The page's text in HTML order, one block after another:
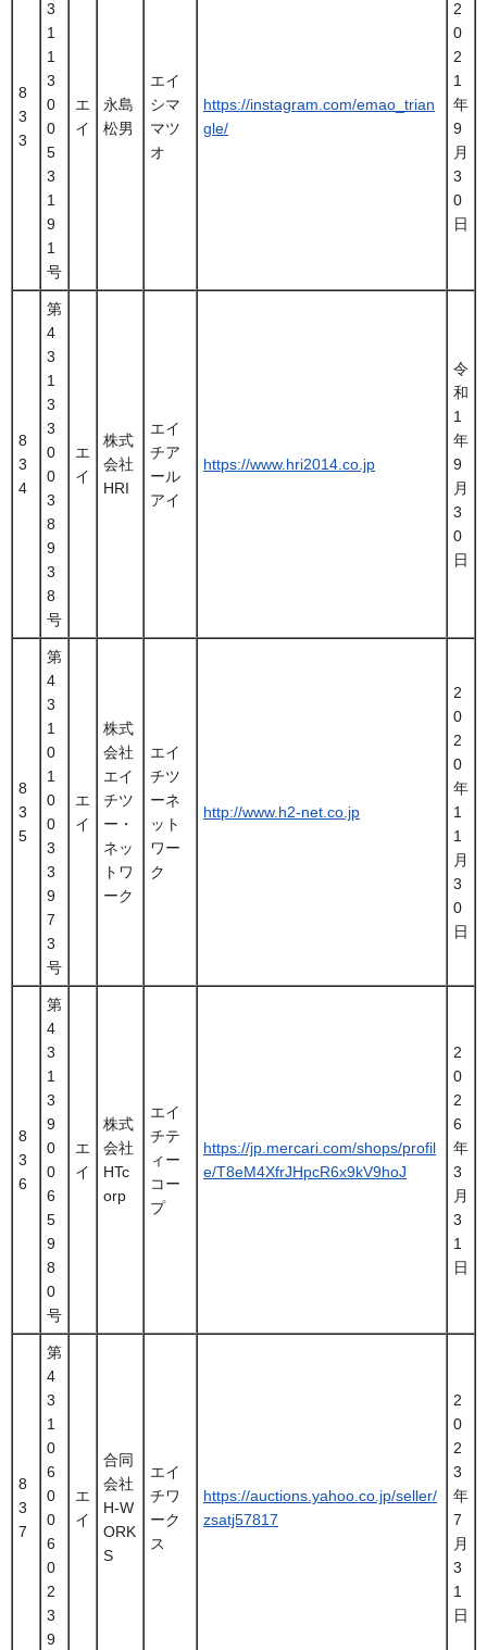
8
3
3
3
1
1
3
0
0
5
3
1
9
1
号
エ
イ
永島
松男
エイ
シマ
マツ
オ
https://instagram.com/emao_trian
gle/
2
0
2
1
年
9
月
3
0
日
8
3
4
第
4
3
1
3
3
0
0
3
8
9
3
8
号
エ
イ
株式
会社
HRI
エイ
チア
ール
アイ
https://www.hri2014.co.jp
令
和
1
年
9
月
3
0
日
8
3
5
第
4
3
1
0
1
0
0
3
3
9
7
3
号
エ
イ
株式
会社
エイ
チツ
ー・
ネッ
トワ
ーク
エイ
チツ
ーネ
ット
ワー
ク
http://www.h2-net.co.jp
2
0
2
0
年
1
1
月
3
0
日
8
3
6
第
4
3
1
3
9
0
0
6
5
9
8
0
号
エ
イ
株式
会社
HTc
orp
エイ
チテ
ィー
コー
プ
https://jp.mercari.com/shops/profil
e/T8eM4XfrJHpcR6x9kV9hoJ
2
0
2
6
年
3
月
3
1
日
8
3
7
第
4
3
1
0
6
0
0
6
0
2
3
9
エ
イ
合同
会社
H-W
ORK
S
エイ
チワ
ーク
ス
https://auctions.yahoo.co.jp/seller/
zsatj57817
2
0
2
3
年
7
月
3
1
日